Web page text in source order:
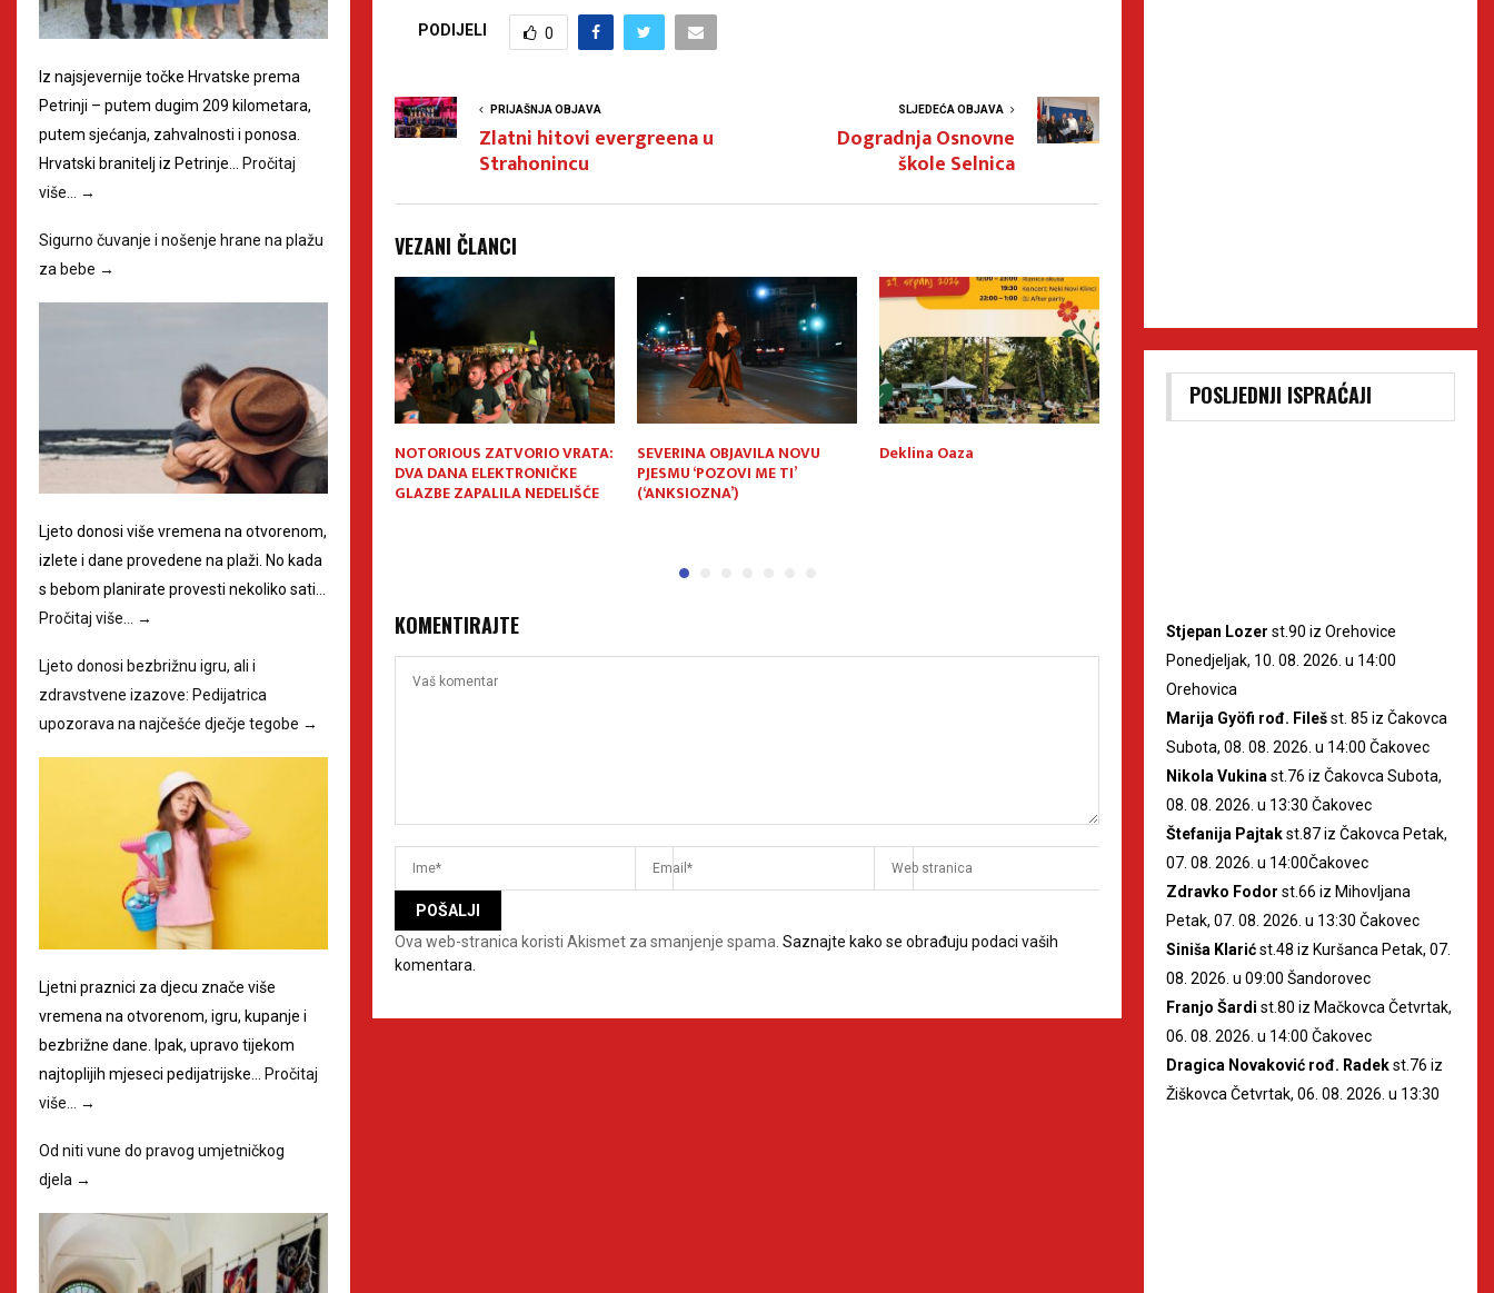
PODIJELI 0
PRIJAŠNJA OBJAVA
Zlatni hitovi evergreena u
Strahonincu
SLJEDEĆA OBJAVA
Dogradnja Osnovne
škole Selnica
VEZANI ČLANCI
modna revija Adrenalinski spektakl na
četiri rijeke: Quattro River
Rally se vraća snažniji nego
NOTORIOUS ZATVORIO VRATA:
DVA DANA ELEKTRONIČKE
GLAZBE ZAPALILA NEDELIŠĆE
SEVERINA OBJAVILA NOVU
PJESMU ‘POZOVI ME TI’
(‘ANKSIOZNA’)
Deklina Oaza
KOMENTIRAJTE
Ova web-stranica koristi Akismet za smanjenje spama. Saznajte kako se obrađuju podaci vaših
komentara.
Iz najsjevernije točke Hrvatske prema
Petrinji – putem dugim 209 kilometara,
putem sjećanja, zahvalnosti i ponosa.
Hrvatski branitelj iz Petrinje…
Pročitaj
više…
→
Sigurno čuvanje i nošenje hrane na plažu
za bebe →
Ljeto donosi više vremena na otvorenom,
izlete i dane provedene na plaži. No kada
s bebom planirate provesti nekoliko sati…
Pročitaj više… →
Ljeto donosi bezbrižnu igru, ali i
zdravstvene izazove: Pedijatrica
upozorava na najčešće dječje tegobe →
Ljetni praznici za djecu znače više
vremena na otvorenom, igru, kupanje i
bezbrižne dane. Ipak, upravo tijekom
najtoplijih mjeseci pedijatrijske…
Pročitaj
više…
→
Od niti vune do pravog umjetničkog
djela →
POSLJEDNJI ISPRAĆAJI
Stjepan Lozer st.90 iz Orehovice
Ponedjeljak, 10. 08. 2026. u 14:00
Orehovica
Marija Gyöfi rođ. Filešst. 85 iz Čakovca
Subota, 08. 08. 2026. u 14:00 Čakovec
Nikola Vukina st.76 iz Čakovca Subota,
08. 08. 2026. u 13:30 Čakovec
Štefanija Pajtakst.87 iz Čakovca Petak,
07. 08. 2026. u 14:00Čakovec
Zdravko Fodor st.66 iz Mihovljana
Petak, 07. 08. 2026. u 13:30 Čakovec
Siniša Klarićst.48 iz Kuršanca Petak, 07.
08. 2026. u 09:00 Šandorovec
Franjo Šardi st.80 iz Mačkovca Četvrtak,
06. 08. 2026. u 14:00 Čakovec
Dragica Novaković rođ. Radekst.76 iz
Žiškovca Četvrtak, 06. 08. 2026. u 13:30